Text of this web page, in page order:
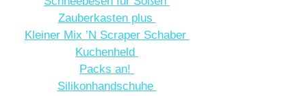
Zauberkasten plus
Kleiner Mix ’N Scraper Schaber
Kuchenheld
Packs an!
Silikonhandschuhe